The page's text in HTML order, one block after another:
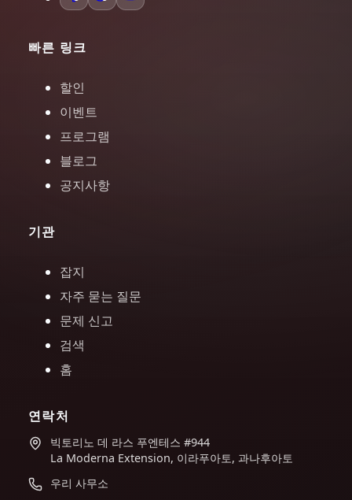
빠른 링크
할인
이벤트
프로그램
블로그
공지사항
기관
잡지
자주 묻는 질문
문제 신고
검색
홈
연락처
빅토리노 데 라스 푸엔테스 #944
La Moderna Extension, 이라푸아토, 과나후아토
우리 사무소